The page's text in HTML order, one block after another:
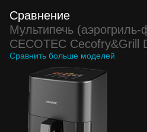
Сравнение
Мультипечь
CECOTEC Cecofry&Grill
Сравнить больше моделей